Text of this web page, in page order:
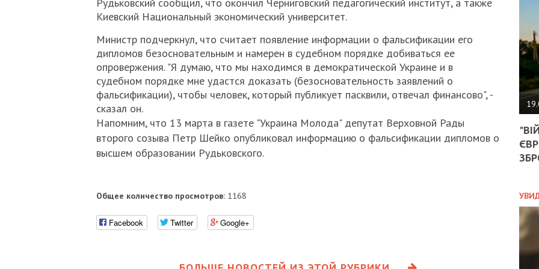
Киевский Национальный экономический университет.
Министр подчеркнул, что считает появление информации о фальсификации его
дипломов безосновательным и намерен в судебном порядке добиваться ее
опровержения. "Я думаю, что мы находимся в демократической Украине и в
судебном порядке мне удастся доказать (безосновательность заявлений о
фальсификации), чтобы человек, который публикует пасквили, отвечал финансово", -
сказал он.
Напомним, что 13 марта в газете "Украина Молода" депутат Верховной Рады
второго созыва Петр Шейко опубликовал информацию о фальсификации дипломов о
высшем образовании Рудьковского.
Общее количество просмотров:1168
Facebook Twitter Google+
НА